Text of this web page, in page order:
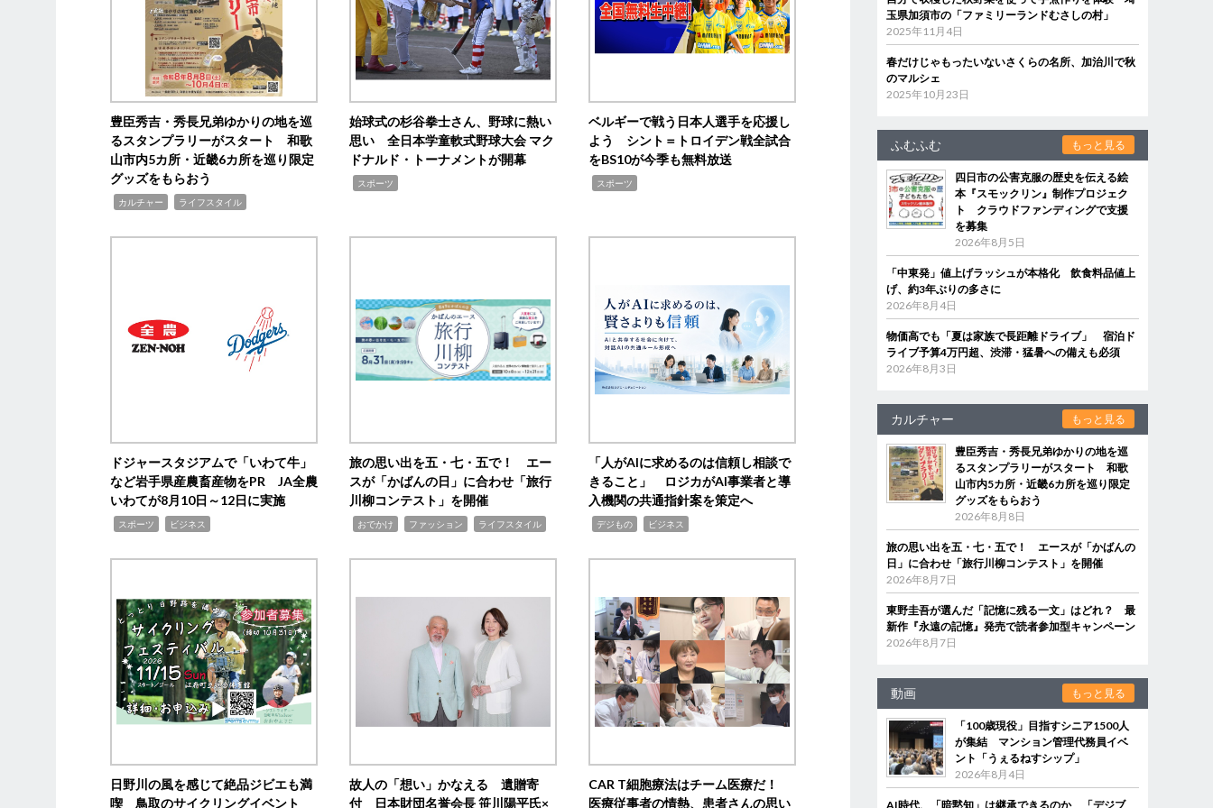
豊臣秀吉・秀長兄弟ゆかりの地を巡
るスタンプラリーがスタート 和歌
山市内5カ所・近畿6カ所を巡り限定
グッズをもらおう
カルチャー ライフスタイル
始球式の杉谷拳士さん、野球に熱い
思い 全日本学童軟式野球大会 マク
ドナルド・トーナメントが開幕
スポーツ
ベルギーで戦う日本人選手を応援し
よう シント＝トロイデン戦全試合
をBS10が今季も無料放送
スポーツ
ドジャースタジアムで「いわて牛」
など岩手県産農畜産物をPR JA全農
いわてが8月10日～12日に実施
スポーツ ビジネス
旅の思い出を五・七・五で！ エー
スが「かばんの日」に合わせ「旅行
川柳コンテスト」を開催
おでかけ ファッション ライフスタイル
「人がAIに求めるのは信頼し相談で
きること」 ロジカがAI事業者と導
入機関の共通指針案を策定へ
デジもの ビジネス
日野川の風を感じて絶品ジビエも満
喫 鳥取のサイクリングイベント
故人の「想い」かなえる 遺贈寄
付 日本財団名誉会長 笹川陽平氏×
CAR T細胞療法はチーム医療だ！
医療従事者の情熱、患者さんの思い
玉県加須市の「ファミリーランドむさしの村」
2025年11月4日
春だけじゃもったいないさくらの名所、加治川で秋
のマルシェ
2025年10月23日
ふむふむ もっと見る
四日市の公害克服の歴史を伝える絵
本『スモックリン』制作プロジェク
ト クラウドファンディングで支援
を募集
2026年8月5日
「中東発」値上げラッシュが本格化 飲食料品値上
げ、約3年ぶりの多さに
2026年8月4日
物価高でも「夏は家族で長距離ドライブ」 宿泊ド
ライブ予算4万円超、渋滞・猛暑への備えも必須
2026年8月3日
カルチャー もっと見る
豊臣秀吉・秀長兄弟ゆかりの地を巡
るスタンプラリーがスタート 和歌
山市内5カ所・近畿6カ所を巡り限定
グッズをもらおう
2026年8月8日
旅の思い出を五・七・五で！ エースが「かばんの
日」に合わせ「旅行川柳コンテスト」を開催
2026年8月7日
東野圭吾が選んだ「記憶に残る一文」はどれ？ 最
新作『永遠の記憶』発売で読者参加型キャンペーン
2026年8月7日
動画 もっと見る
「100歳現役」目指すシニア1500人
が集結 マンション管理代務員イベ
ント「うぇるねすシップ」
2026年8月4日
AI時代、「暗黙知」は継承できるのか 「デジブ